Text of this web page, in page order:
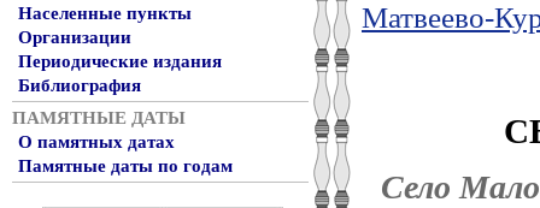
Населенные пункты
Организации
Периодические издания
Библиография
ПАМЯТНЫЕ ДАТЫ
О памятных датах
Памятные даты по годам
Матвеево-
Село